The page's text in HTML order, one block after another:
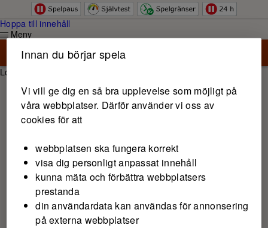
Hoppa till innehåll
Meny
Logga in
Innan du börjar spela
Vi vill ge dig en så bra upplevelse som möjligt på
våra webbplatser. Därför använder vi oss av
cookies för att
webbplatsen ska fungera korrekt
visa dig personligt anpassat innehåll
kunna mäta och förbättra webbplatsers
prestanda
din användardata kan användas för annonsering
på externa webbplatser